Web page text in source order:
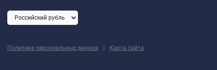
Политика персональных данных | Карта сайта